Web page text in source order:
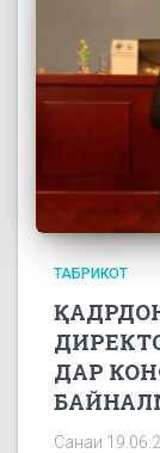
ТАБРИКОТ
ДАР
Санаи